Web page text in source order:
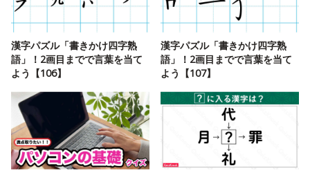
漢字パズル「書きかけ四字熟
語」！2画目までで言葉を当て
よう【106】
漢字パズル「書きかけ四字熟
語」！2画目までで言葉を当て
よう【107】